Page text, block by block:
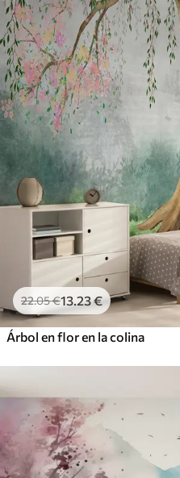
22.05€13.23€
Árbol en flor en la colina